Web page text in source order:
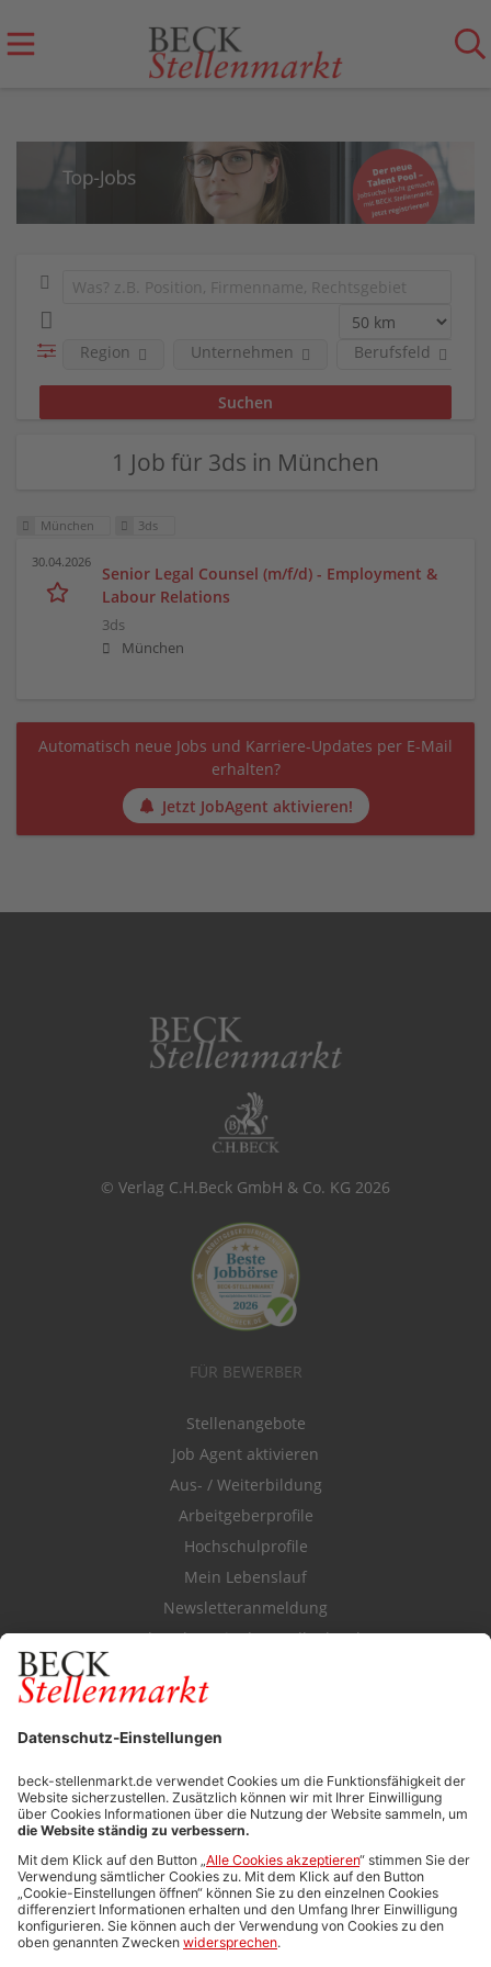
Berufsfeld
Region Unternehmen
1 Job für 3ds in München
München 3ds
30.04.2026
Senior Legal Counsel (m/f/d) - Employment &
Labour Relations
3ds
München
Automatisch neue Jobs und Karriere-Updates per E-Mail
erhalten?
Jetzt JobAgent aktivieren!
© Verlag C.H.Beck GmbH & Co. KG 2026
FÜR BEWERBER
Stellenangebote
Job Agent aktivieren
Aus- / Weiterbildung
Arbeitgeberprofile
Hochschulprofile
Mein Lebenslauf
Newsletteranmeldung
Durchsuchen Sie den Stellenkatalog
FÜR ARBEITGEBER
Stellenmarktpreise
Anzeigen-AGB
Media-Daten
Newsletteranmeldung
Produktübersicht
ALLGEMEIN